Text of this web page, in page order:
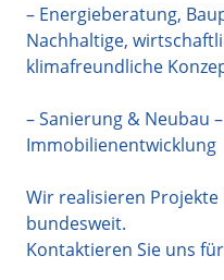
– Energieberatung,
Nachhaltige,
klimafreundliche
– Sanierung & Neubau
Immobilienentwicklung
Wir realisieren
bundesweit.
Kontaktieren Sie uns